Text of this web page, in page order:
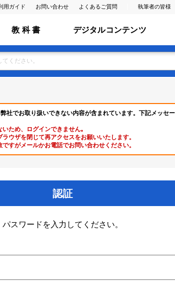
用ガイド お問い合わせ よくあるご質問 執筆者の皆様
教 科 書 デジタルコンテンツ
社でお取り扱いできない内容が含まれています。下記メッセ
ため、ログインできません｡
ウザを閉じて再アクセスをお願いいたします。
すがメールかお電話でお問い合わせください。
認証
パスワードを入力してください。